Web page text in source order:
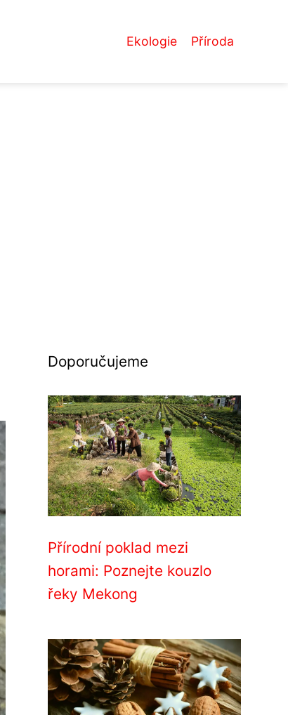
Ekologie Příroda
Doporučujeme
Přírodní poklad mezi
horami: Poznejte kouzlo
řeky Mekong